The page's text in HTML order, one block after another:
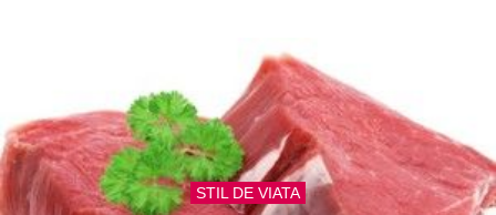
STIL DE VIATA